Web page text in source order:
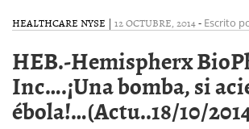
HEALTHCARE NYSE | 12 OCTUBRE, 2014- Escrito
HEB.-Hemispherx
Inc….¡Una bomba, si
ébola!…(Actu..18/10/